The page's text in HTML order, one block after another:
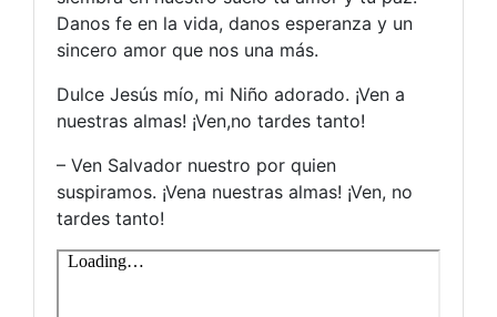
Danos fe en la vida, danos esperanza y un
sincero amor que nos una más.
Dulce Jesús mío, mi Niño adorado. ¡Ven a
nuestras almas! ¡Ven,no tardes tanto!
– Ven Salvador nuestro por quien
suspiramos. ¡Vena nuestras almas! ¡Ven, no
tardes tanto!